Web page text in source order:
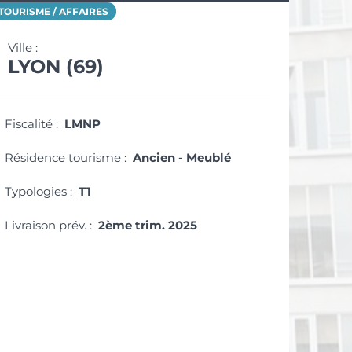
/ AFFAIRES
Ville :
LYON (69)
Fiscalité : LMNP
Résidence tourisme : Ancien - Meublé
Typologies : T1
Livraison prév. : 2ème trim. 2025